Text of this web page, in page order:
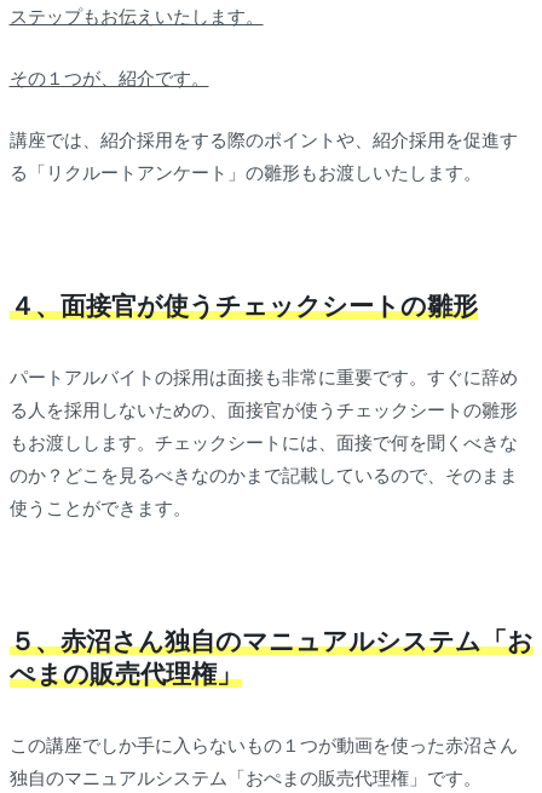
ステップもお伝えいたします。
その１つが、紹介です。
講座では、紹介採用をする際のポイントや、紹介採用を促進す
る「リクルートアンケート」の雛形もお渡しいたします。
４、面接官が使うチェックシートの雛形
パートアルバイトの採用は面接も非常に重要です。すぐに辞め
る人を採用しないための、面接官が使うチェックシートの雛形
もお渡しします。チェックシートには、面接で何を聞くべきな
のか？どこを見るべきなのかまで記載しているので、そのまま
使うことができます。
５、赤沼さん独自のマニュアルシステム「お
ぺまの販売代理権」
この講座でしか手に入らないもの１つが動画を使った赤沼さん
独自のマニュアルシステム「おぺまの販売代理権」です。